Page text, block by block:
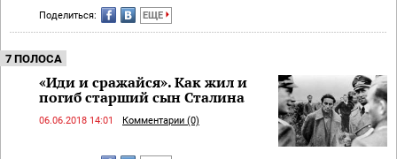
Поделиться: ЕЩЕ
7 ПОЛОСА
«Иди и сражайся». Как жил и
погиб старший сын Сталина
06.06.2018 14:01 Комментарии (0)